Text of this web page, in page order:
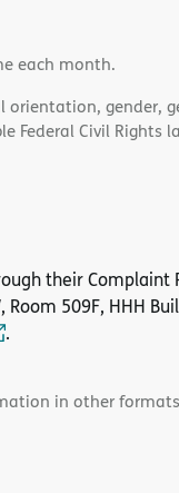
each month.
orientation, gender,
Civil Rights
their Complaint
509F, HHH
.
in other